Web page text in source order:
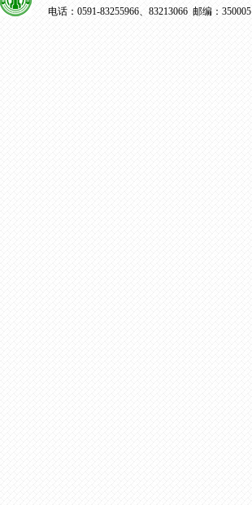
电话：0591-83255966、83213066 邮编：350005